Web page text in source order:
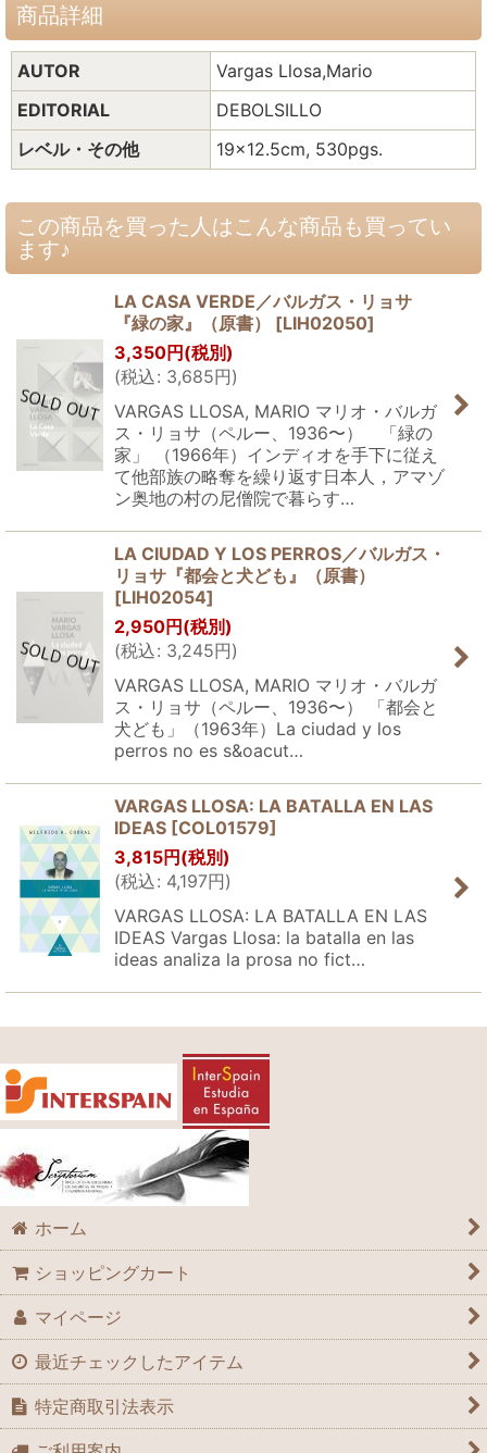
商品詳細
AUTOR
Vargas Llosa,Mario
EDITORIAL
DEBOLSILLO
レベル・その他
19x12.5cm, 530pgs.
この商品を買った人はこんな商品も買ってい
ます♪
LA CASA VERDE／バルガス・リョサ
『緑の家』（原書）
[LIH02050]
3,350円 (税別)
(税込: 3,685円)
VARGAS LLOSA, MARIO マリオ・バルガ
ス・リョサ（ペルー、1936〜） 「緑の
家」 （1966年）インディオを手下に従え
て他部族の略奪を繰り返す日本人，アマゾ
ン奥地の村の尼僧院で暮らす…
LA CIUDAD Y LOS PERROS／バルガス・
リョサ『都会と犬ども』（原書）
[LIH02054]
2,950円 (税別)
(税込: 3,245円)
VARGAS LLOSA, MARIO マリオ・バルガ
ス・リョサ（ペルー、1936〜） 「都会と
犬ども」（1963年）La ciudad y los
perros no es s&oacut…
VARGAS LLOSA: LA BATALLA EN LAS
IDEAS [COL01579]
3,815円 (税別)
(税込: 4,197円)
VARGAS LLOSA: LA BATALLA EN LAS
IDEAS Vargas Llosa: la batalla en las
ideas analiza la prosa no fict…
ホーム
ショッピングカート
マイページ
最近チェックしたアイテム
特定商取引法表示